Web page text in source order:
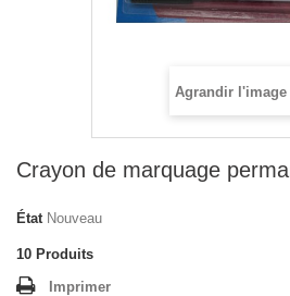
Agrandir l'image
Crayon de marquage
État Nouveau
10 Produits
Imprimer